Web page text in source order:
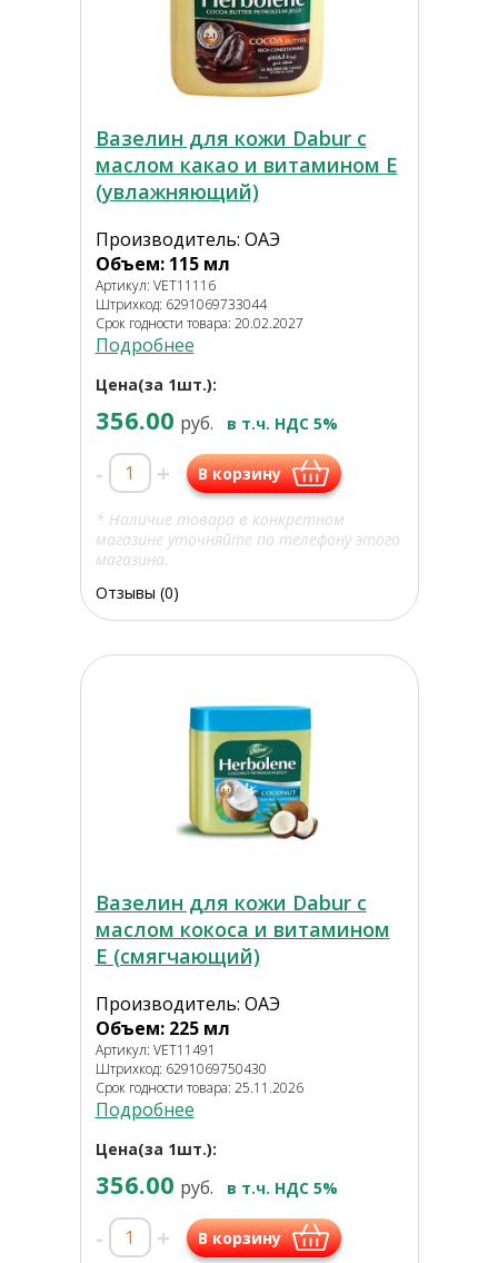
Вазелин для кожи Dabur с
маслом какао и витамином Е
(увлажняющий)
Производитель: ОАЭ
Объем: 115 мл
Артикул: VET11116
Штрихкод: 6291069733044
Срок годности товара: 20.02.2027
Подробнее
Цена(за 1шт.):
356.00 руб. в т.ч. НДС 5%
- + В корзину
* Наличие товара в конкретном
магазине уточняйте по телефону этого
магазина.
Отзывы (0)
Вазелин для кожи Dabur с
маслом кокоса и витамином
Е (смягчающий)
Производитель: ОАЭ
Объем: 225 мл
Артикул: VET11491
Штрихкод: 6291069750430
Срок годности товара: 25.11.2026
Подробнее
Цена(за 1шт.):
356.00 руб. в т.ч. НДС 5%
- + В корзину